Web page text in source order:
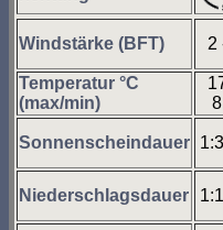
Windstärke (BFT) 2
Temperatur °C
(max/min)
Sonnenscheindauer
Niederschlagsdauer